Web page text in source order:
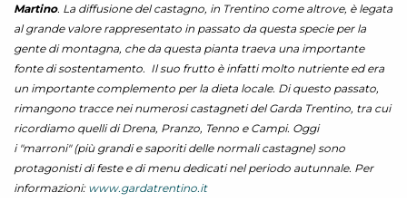
Martino. La diffusione del castagno, in Trentino come altrove, è legata
al grande valore rappresentato in passato da questa specie per la
gente di montagna, che da questa pianta traeva una importante
fonte di sostentamento. Il suo frutto è infatti molto nutriente ed era
un importante complemento per la dieta locale. Di questo passato,
rimangono tracce nei numerosi castagneti del Garda Trentino, tra cui
ricordiamo quelli di Drena, Pranzo, Tenno e Campi. Oggi
i "marroni" (più grandi e saporiti delle normali castagne) sono
protagonisti di feste e di menu dedicati nel periodo autunnale. Per
informazioni: www.gardatrentino.it